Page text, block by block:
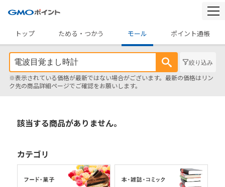
トップ
ためる・つかう モール ポイント通帳
絞り込み
※表示されている価格が最新ではない場合がございます。最新の価格はリン
ク先の商品詳細ページでご確認をお願いします。
該当する商品がありません。
カテゴリ